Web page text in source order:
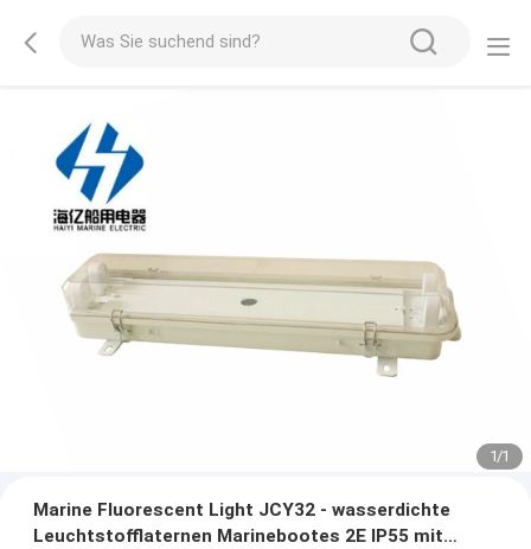
1/1
Marine Fluorescent Light JCY32 - wasserdichte
Leuchtstofflaternen Marinebootes 2E IP55 mit